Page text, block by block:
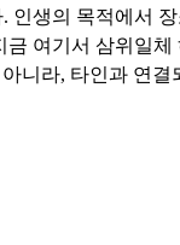
. 인생의 목적에서
여기서 삼위일체
니라, 타인과 연결